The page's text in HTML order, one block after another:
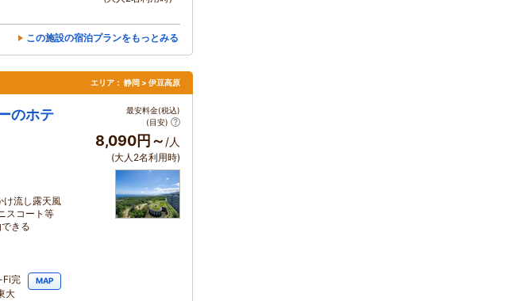
この施設の宿泊プランをもっとみる
エリア： 静岡 > 伊豆高原
のホテ
け流し露天風
スコート等
きる
Fi完
大
MAP
最安料金(税込)
(目安)
8,090円～ /人
(大人2名利用時)